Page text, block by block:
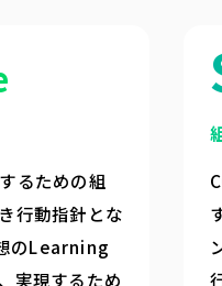
るための組
行動指針とな
のLearning
実現するため